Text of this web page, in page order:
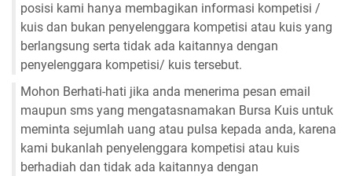
posisi kami hanya membagikan informasi kompetisi /
kuis dan bukan penyelenggara kompetisi atau kuis yang
berlangsung serta tidak ada kaitannya dengan
penyelenggara kompetisi/ kuis tersebut.
Mohon Berhati-hati jika anda menerima pesan email
maupun sms yang mengatasnamakan Bursa Kuis untuk
meminta sejumlah uang atau pulsa kepada anda, karena
kami bukanlah penyelenggara kompetisi atau kuis
berhadiah dan tidak ada kaitannya dengan